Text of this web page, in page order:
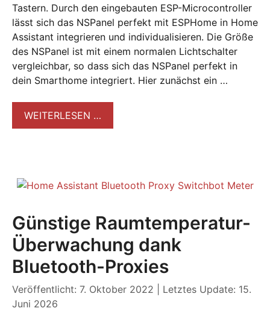
Tastern. Durch den eingebauten ESP-Microcontroller
lässt sich das NSPanel perfekt mit ESPHome in Home
Assistant integrieren und individualisieren. Die Größe
des NSPanel ist mit einem normalen Lichtschalter
vergleichbar, so dass sich das NSPanel perfekt in
dein Smarthome integriert. Hier zunächst ein …
WEITERLESEN …
Günstige Raumtemperatur-
Überwachung dank
Bluetooth-Proxies
Veröffentlicht: 7. Oktober 2022
Letztes Update: 15.
Juni 2026